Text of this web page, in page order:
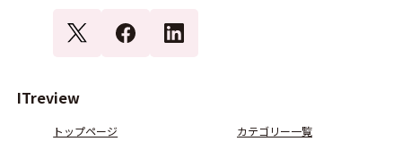
ITreview
トップページ
カテゴリー一覧